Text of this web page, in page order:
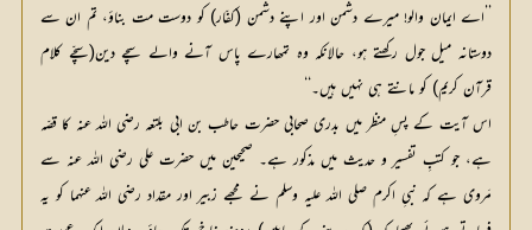
’’اے ایمان والو! میرے دشمن اور اپنے دشمن (کفّار) کو دوست مت بناؤ، تم ان سے
دوستانہ میل جول رکھتے ہو، حالانکہ وہ تمھارے پاس آنے والے سچے دین(سچّے کلام
قرآن کریم) کو مانتے ہی نہیں ہیں۔‘‘
اس آیت کے پسِ منظر میں بدری صحابی حضرت حاطب بن ابی بلتعہ رضی اللہ عنہ کا قصّہ
ہے، جو کتبِ تفسیر و حدیث میں مذکور ہے۔ صحیحین میں حضرت علی رضی اللہ عنہ سے
مَروی ہے کہ نبیِ اکرم صلی اللہ علیہ وسلم نے مجھے زبیر اور مقداد رضی اللہ عنہما کو یہ